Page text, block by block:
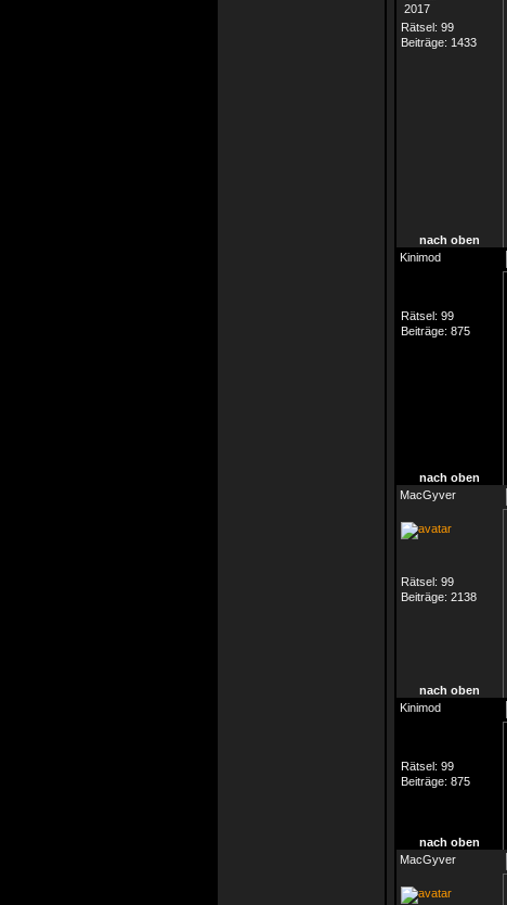
Rätsel: 99
Beiträge: 1433
nach oben
Kinimod
Rätsel: 99
Beiträge: 875
nach oben
MacGyver
Rätsel: 99
Beiträge: 2138
nach oben
Kinimod
Rätsel: 99
Beiträge: 875
nach oben
MacGyver